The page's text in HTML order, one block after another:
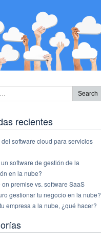
recientes
del software cloud para servicios
software de gestión de la
en la nube?
on premise vs. software SaaS
gestionar tu negocio en la nube?
empresa a la nube, ¿qué hacer?